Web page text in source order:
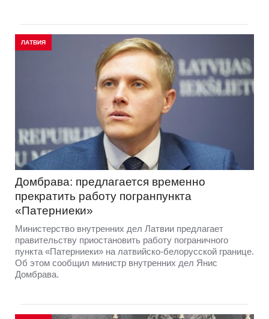
ЛАТВИЯ
Домбрава: предлагается временно
прекратить работу погранпункта
«Патерниеки»
Министерство внутренних дел Латвии предлагает
правительству приостановить работу пограничного
пункта «Патерниеки» на латвийско-белорусской границе.
Об этом сообщил министр внутренних дел Янис
Домбрава.